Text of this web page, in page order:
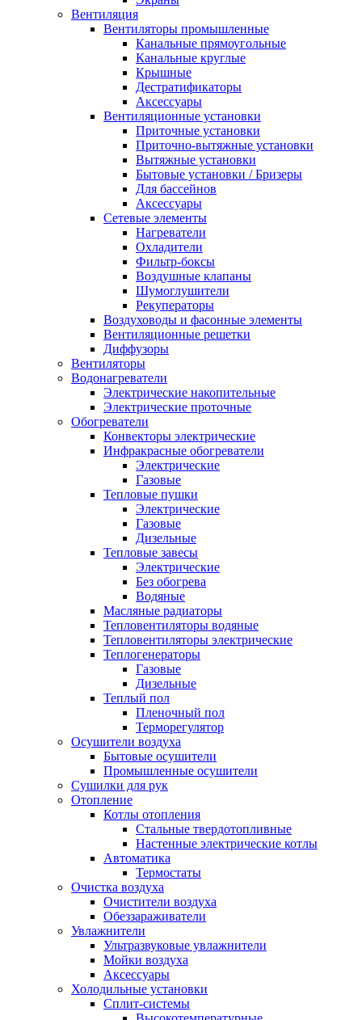
Вентиляция
Вентиляторы промышленные
Канальные прямоугольные
Канальные круглые
Крышные
Дестратификаторы
Аксессуары
Вентиляционные установки
Приточные установки
Приточно-вытяжные установки
Вытяжные установки
Бытовые установки / Бризеры
Для бассейнов
Аксессуары
Сетевые элементы
Нагреватели
Охладители
Фильтр-боксы
Воздушные клапаны
Шумоглушители
Рекуператоры
Воздуховоды и фасонные элементы
Вентиляционные решетки
Диффузоры
Вентиляторы
Водонагреватели
Электрические накопительные
Электрические проточные
Обогреватели
Конвекторы электрические
Инфракрасные обогреватели
Электрические
Газовые
Тепловые пушки
Электрические
Газовые
Дизельные
Тепловые завесы
Электрические
Без обогрева
Водяные
Масляные радиаторы
Тепловентиляторы водяные
Тепловентиляторы электрические
Теплогенераторы
Газовые
Дизельные
Теплый пол
Пленочный пол
Терморегулятор
Осушители воздуха
Бытовые осушители
Промышленные осушители
Сушилки для рук
Отопление
Котлы отопления
Стальные твердотопливные
Настенные электрические котлы
Автоматика
Термостаты
Очистка воздуха
Очистители воздуха
Обеззараживатели
Увлажнители
Ультразвуковые увлажнители
Мойки воздуха
Аксессуары
Холодильные установки
Сплит-системы